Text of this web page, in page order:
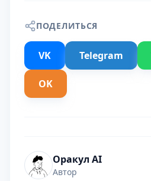
ПОДЕЛИТЬСЯ
VK Telegram
OK
Оракул AI
Автор